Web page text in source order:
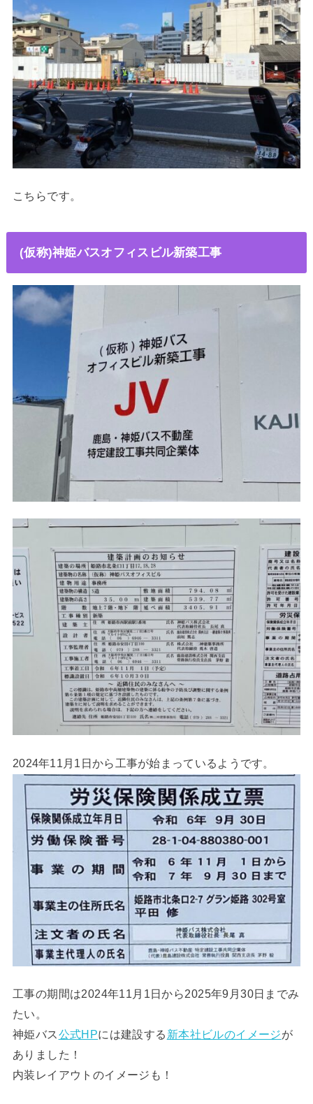
こちらです。
(仮称)神姫バスオフィスビル新築工事
2024年11月1日から工事が始まっているようです。
工事の期間は2024年11月1日から2025年9月30日までみ
たい。
神姫バス 公式HPには建設する 新本社ビルのイメージが
ありました！
内装レイアウトのイメージも！